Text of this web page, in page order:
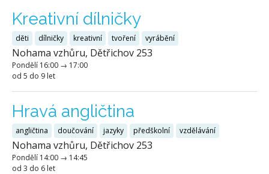
Kreativní dílničky
děti dílničky kreativní tvoření vyrábění
Nohama vzhůru, Dětřichov 253
Pondělí 16:00 → 17:00
od 5 do 9 let
Hravá angličtina
angličtina doučování jazyky předškolní vzdělávání
Nohama vzhůru, Dětřichov 253
Pondělí 14:00 → 14:45
od 3 do 6 let